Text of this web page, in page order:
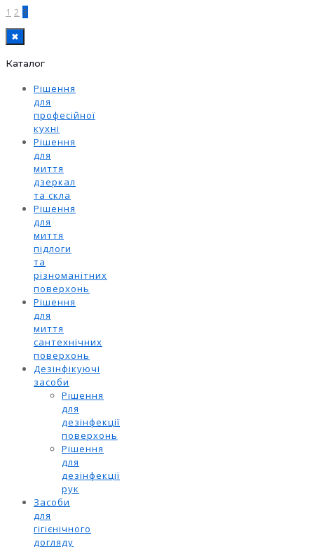
1 2 3
✖
Каталог
Рішення
для
професійної
кухні
Рішення
для
миття
дзеркал
та скла
Рішення
для
миття
підлоги
та
різноманітних
поверхонь
Рішення
для
миття
сантехнічних
поверхонь
Дезінфікуючі
засоби
Рішення
для
дезінфекції
поверхонь
Рішення
для
дезінфекції
рук
Засоби
для
гігієнічного
догляду